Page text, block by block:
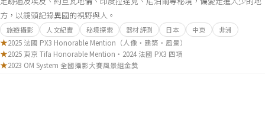
方，以鏡頭記錄異國的視野與人。
旅遊攝影 人文紀實 秘境探索 器材評測 日本 中東 非洲
★2025 法國 PX3 Honorable Mention（人像・建築・風景）
★2025 東京 Tifa Honorable Mention・2024 法國 PX3 四項
★2023 OM System 全國攝影大賽風景組金獎